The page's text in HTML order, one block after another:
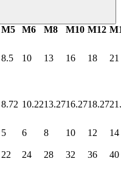
М5 М6 М8 М10 М12
8.5 10 13 16 18 21
8.72 10.2213.2716.2718.27
5 6 8 10 12
14
22 24 28 32 36 40